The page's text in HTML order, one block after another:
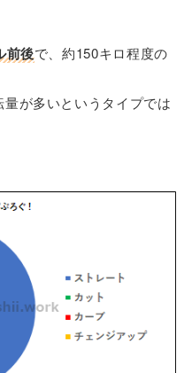
前後で、約150キロ程度の
が多いというタイプでは